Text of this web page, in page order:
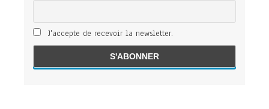
J'accepte de recevoir la newsletter.